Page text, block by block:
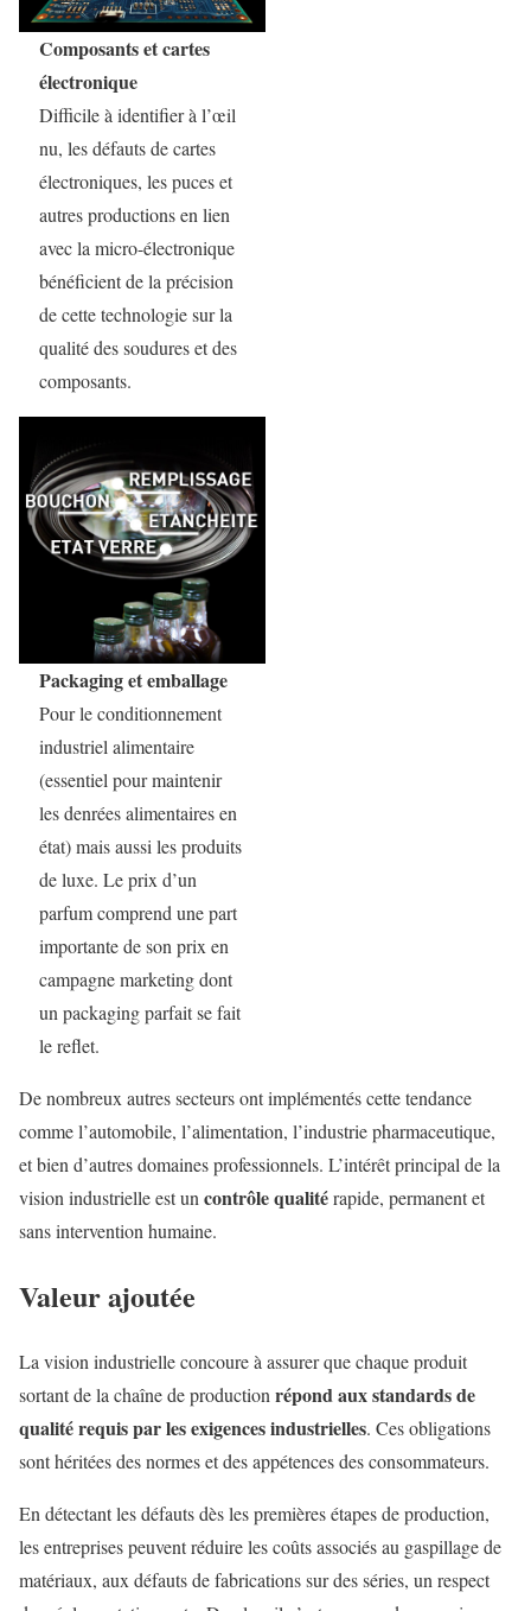
Composants et cartes
électronique
Difficile à identifier à l’œil
nu, les défauts de cartes
électroniques, les puces et
autres productions en lien
avec la micro-électronique
bénéficient de la précision
de cette technologie sur la
qualité des soudures et des
composants.
Packaging et emballage
Pour le conditionnement
industriel alimentaire
(essentiel pour maintenir
les denrées alimentaires en
état) mais aussi les produits
de luxe. Le prix d’un
parfum comprend une part
importante de son prix en
campagne marketing dont
un packaging parfait se fait
le reflet.
De nombreux autres secteurs ont implémentés cette tendance
comme l’automobile, l’alimentation, l’industrie pharmaceutique,
et bien d’autres domaines professionnels. L’intérêt principal de la
vision industrielle est un contrôle qualitérapide, permanent et
sans intervention humaine.
Valeur ajoutée
La vision industrielle concoure à assurer que chaque produit
sortant de la chaîne de production répond aux standards de
qualité requis par les exigences industrielles. Ces obligations
sont héritées des normes et des appétences des consommateurs.
En détectant les défauts dès les premières étapes de production,
les entreprises peuvent réduire les coûts associés au gaspillage de
matériaux, aux défauts de fabrications sur des séries, un respect